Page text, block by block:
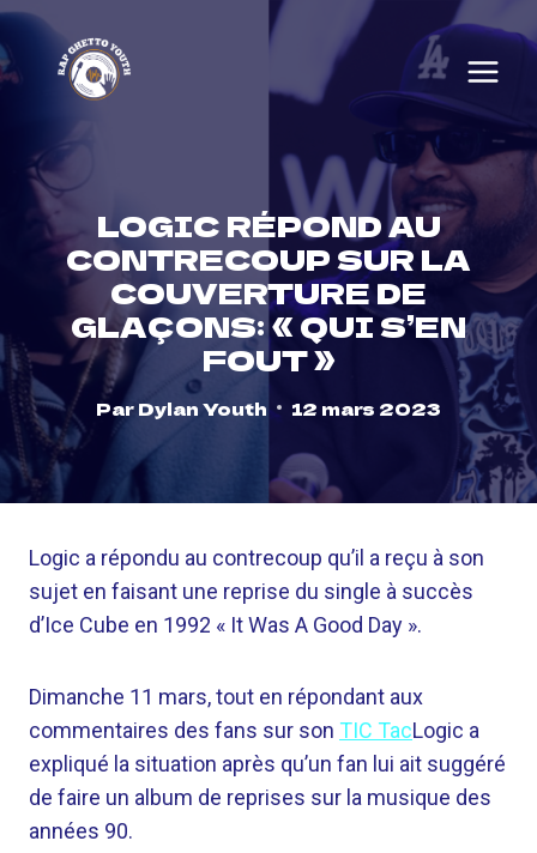
Skip
to
content
LOGIC RÉPOND AU
CONTRECOUP SUR LA
COUVERTURE DE
GLAÇONS: « QUI S’EN
FOUT »
ParDylan Youth 12 mars 2023
Logic a répondu au contrecoup qu’il a reçu à son
sujet en faisant une reprise du single à succès
d’Ice Cube en 1992 « It Was A Good Day ».
Dimanche 11 mars, tout en répondant aux
commentaires des fans sur son TIC TacLogic a
expliqué la situation après qu’un fan lui ait suggéré
de faire un album de reprises sur la musique des
années 90.